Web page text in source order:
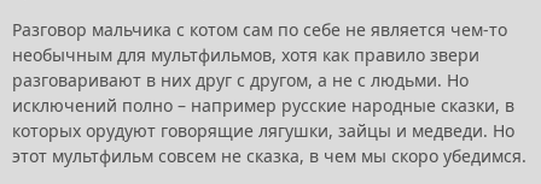
Разговор мальчика с котом сам по себе не является чем-то
необычным для мультфильмов, хотя как правило звери
разговаривают в них друг с другом, а не с людьми. Но
исключений полно – например русские народные сказки, в
которых орудуют говорящие лягушки, зайцы и медведи. Но
этот мультфильм совсем не сказка, в чем мы скоро убедимся.